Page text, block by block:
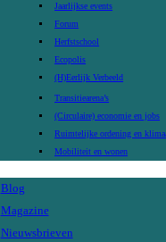
Jaarlijkse events
Forum
Herfstschool
Ecopolis
(H)Eerlijk Verbeeld
Transitiearena’s
(Circulaire) economie en jobs
Ruimtelijke ordening en
Mobiliteit en wonen
Blog
Magazine
Nieuwsbrieven